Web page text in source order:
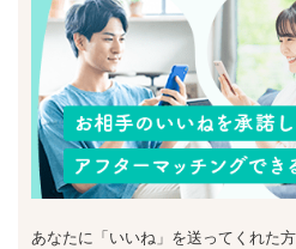
あなたに「いいね」を送ってくれた